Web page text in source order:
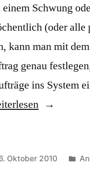
Schwung
(oder alle
kann man mit dem
genau
ins System
Oktober 2010